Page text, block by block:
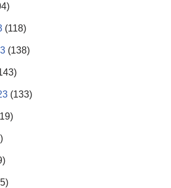
(118)
(138)
(133)